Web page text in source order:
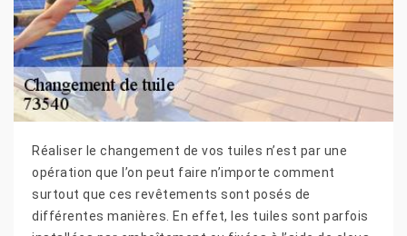
Réaliser le changement de vos tuiles n’est par une
opération que l’on peut faire n’importe comment
surtout que ces revêtements sont posés de
différentes manières. En effet, les tuiles sont parfois